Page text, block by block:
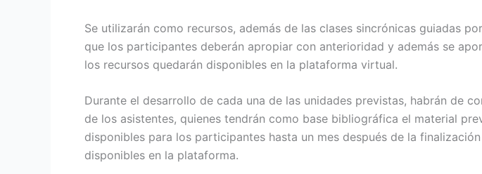
Se utilizarán como recursos, además de las clases sincrónicas guiadas
que los participantes deberán apropiar con anterioridad y además se
los recursos quedarán disponibles en la plataforma virtual.
Durante el desarrollo de cada una de las unidades previstas, habrán de
de los asistentes, quienes tendrán como base bibliográfica el material
disponibles para los participantes hasta un mes después de la
disponibles en la plataforma.